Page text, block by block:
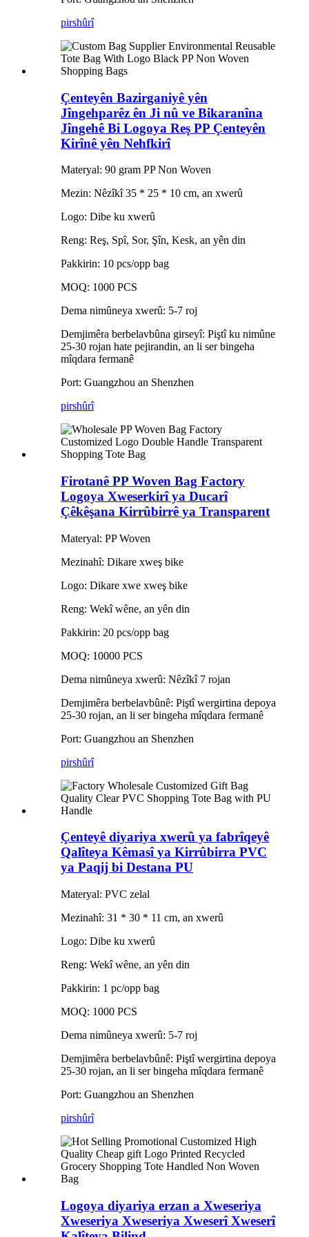
pirshûrî
Çenteyên Bazirganiyê yên
Jîngehparêz ên Ji nû ve Bikaranîna
Jîngehê Bi Logoya Reş PP Çenteyên
Kirînê yên Nehfkirî
Materyal: 90 gram PP Non Woven
Mezin: Nêzîkî 35 * 25 * 10 cm, an xwerû
Logo: Dibe ku xwerû
Reng: Reş, Spî, Sor, Şîn, Kesk, an yên din
Pakkirin: 10 pcs/opp bag
MOQ: 1000 PCS
Dema nimûneya xwerû: 5-7 roj
Demjimêra berbelavbûna girseyî: Piştî ku nimûne
25-30 rojan hate pejirandin, an li ser bingeha
mîqdara fermanê
Port: Guangzhou an Shenzhen
pirshûrî
Firotanê PP Woven Bag Factory
Logoya Xweserkirî ya Ducarî
Çêkêşana Kirrûbirrê ya Transparent
Materyal: PP Woven
Mezinahî: Dikare xweş bike
Logo: Dikare xwe xweş bike
Reng: Wekî wêne, an yên din
Pakkirin: 20 pcs/opp bag
MOQ: 10000 PCS
Dema nimûneya xwerû: Nêzîkî 7 rojan
Demjimêra berbelavbûnê: Piştî wergirtina depoya
25-30 rojan, an li ser bingeha mîqdara fermanê
Port: Guangzhou an Shenzhen
pirshûrî
Çenteyê diyariya xwerû ya fabrîqeyê
Qalîteya Kêmasî ya Kirrûbirra PVC
ya Paqij bi Destana PU
Materyal: PVC zelal
Mezinahî: 31 * 30 * 11 cm, an xwerû
Logo: Dibe ku xwerû
Reng: Wekî wêne, an yên din
Pakkirin: 1 pc/opp bag
MOQ: 1000 PCS
Dema nimûneya xwerû: 5-7 roj
Demjimêra berbelavbûnê: Piştî wergirtina depoya
25-30 rojan, an li ser bingeha mîqdara fermanê
Port: Guangzhou an Shenzhen
pirshûrî
Logoya diyariya erzan a Xweseriya
Xweseriya Xweseriya Xweserî Xweserî